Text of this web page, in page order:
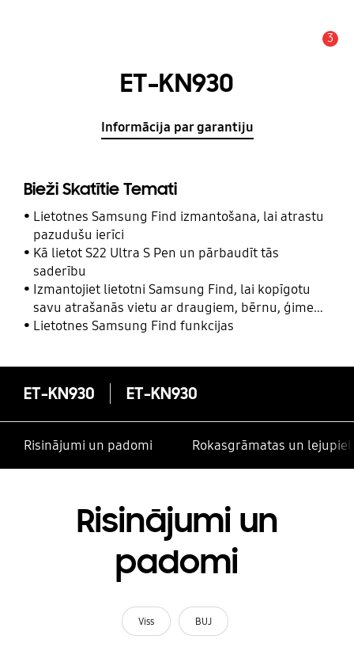
3
ET-KN930
Informācija par garantiju
Bieži Skatītie Temati
Lietotnes Samsung Find izmantošana, lai atrastu
pazudušu ierīci
Kā lietot S22 Ultra S Pen un pārbaudīt tās
saderību
Izmantojiet lietotni Samsung Find, lai kopīgotu
savu atrašanās vietu ar draugiem, bērnu, ģimeni
un citām kontaktpersonām
Lietotnes Samsung Find funkcijas
ET-KN930 ET-KN930
Risinājumi un padomi Rokasgrāmatas un
Risinājumi un
padomi
Viss BUJ